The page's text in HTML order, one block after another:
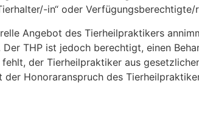
in“ oder Verfügungsberechtigte/
Angebot des Tierheilpraktikers
THP ist jedoch berechtigt, einen
der Tierheilpraktiker aus
Honoraranspruch des